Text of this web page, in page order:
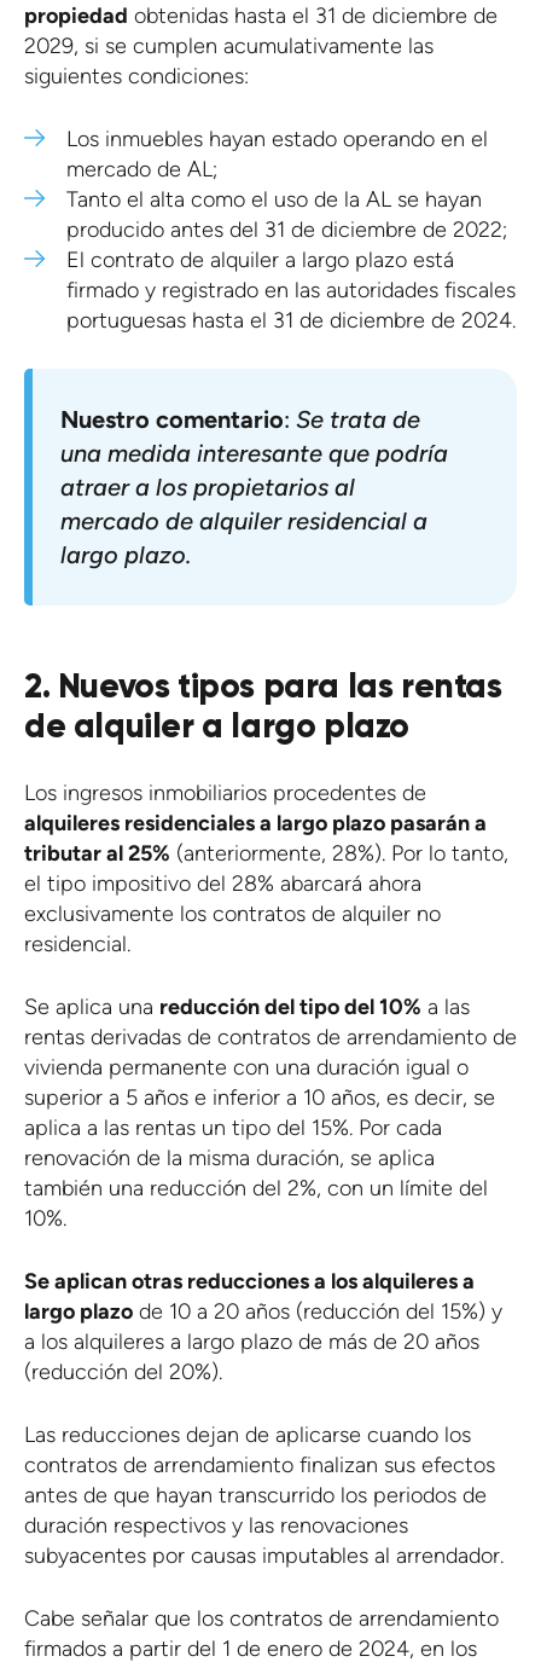
propiedad obtenidas hasta el 31 de diciembre de
2029, si se cumplen acumulativamente las
siguientes condiciones:
Los inmuebles hayan estado operando en el
mercado de AL;
Tanto el alta como el uso de la AL se hayan
producido antes del 31 de diciembre de 2022;
El contrato de alquiler a largo plazo está
firmado y registrado en las autoridades fiscales
portuguesas hasta el 31 de diciembre de 2024.
Nuestro comentario: Se trata de
una medida interesante que podría
atraer a los propietarios al
mercado de alquiler residencial a
largo plazo.
2. Nuevos tipos para las rentas
de alquiler a largo plazo
Los ingresos inmobiliarios procedentes de
alquileres residenciales a largo plazo pasarán a
tributar al 25% (anteriormente, 28%). Por lo tanto,
el tipo impositivo del 28% abarcará ahora
exclusivamente los contratos de alquiler no
residencial.
Se aplica una reducción del tipo del 10% a las
rentas derivadas de contratos de arrendamiento de
vivienda permanente con una duración igual o
superior a 5 años e inferior a 10 años, es decir, se
aplica a las rentas un tipo del 15%. Por cada
renovación de la misma duración, se aplica
también una reducción del 2%, con un límite del
10%.
Se aplican otras reducciones a los alquileres a
largo plazo de 10 a 20 años (reducción del 15%) y
a los alquileres a largo plazo de más de 20 años
(reducción del 20%).
Las reducciones dejan de aplicarse cuando los
contratos de arrendamiento finalizan sus efectos
antes de que hayan transcurrido los periodos de
duración respectivos y las renovaciones
subyacentes por causas imputables al arrendador.
Cabe señalar que los contratos de arrendamiento
firmados a partir del 1 de enero de 2024, en los